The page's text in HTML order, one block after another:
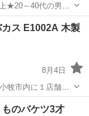
★20～40代の男女
◎マイカー通勤OK
場の
ス E1002A 木製
8月4日
牧市内に１店舗）
です。 スマホ
クレジットカード
カス
のバケツ3才